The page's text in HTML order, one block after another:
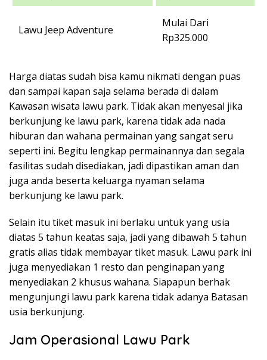
Lawu Jeep Adventure
Mulai Dari
Rp325.000
Harga diatas sudah bisa kamu nikmati dengan puas
dan sampai kapan saja selama berada di dalam
Kawasan wisata lawu park. Tidak akan menyesal jika
berkunjung ke lawu park, karena tidak ada nada
hiburan dan wahana permainan yang sangat seru
seperti ini. Begitu lengkap permainannya dan segala
fasilitas sudah disediakan, jadi dipastikan aman dan
juga anda beserta keluarga nyaman selama
berkunjung ke lawu park.
Selain itu tiket masuk ini berlaku untuk yang usia
diatas 5 tahun keatas saja, jadi yang dibawah 5 tahun
gratis alias tidak membayar tiket masuk. Lawu park ini
juga menyediakan 1 resto dan penginapan yang
menyediakan 2 khusus wahana. Siapapun berhak
mengunjungi lawu park karena tidak adanya Batasan
usia berkunjung.
Jam Operasional Lawu Park